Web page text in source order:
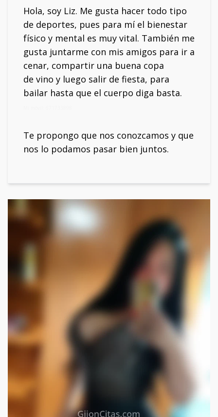
Hola, soy Liz. Me gusta hacer todo tipo
de deportes, pues para mí el bienestar
físico y mental es muy vital. También me
gusta juntarme con mis amigos para ir a
cenar, compartir una buena copa
de vino y luego salir de fiesta, para
bailar hasta que el cuerpo diga basta.
Te propongo que nos conozcamos y que
nos lo podamos pasar bien juntos.